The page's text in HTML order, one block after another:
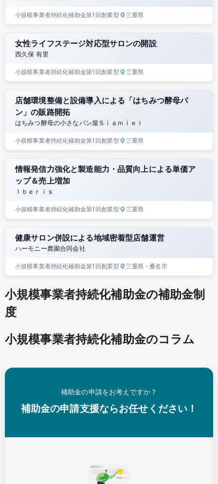
小規模事業者持続化補助金第1回創業型 三重県
女性ライフステージ対応型サロンの開設
西久保 有里
小規模事業者持続化補助金第1回創業型 三重県
店舗環境整備と設備導入による「はちみつ酵母パ
ン」の販路開拓
はちみつ酵母の小さなパン屋Ｓｉａｍｉｅｌ
小規模事業者持続化補助金第1回創業型 三重県
情報発信力強化と製造能力・品質向上による単価ア
ップ＆売上増加
Ｉｂｅｒｉｓ
小規模事業者持続化補助金第1回創業型 三重県
健康サロン併設による地域密着型店舗運営
ハーモニー農園合同会社
小規模事業者持続化補助金第1回創業型 三重県 ・桑名市
小規模事業者持続化補助金の補助金制
度
小規模事業者持続化補助金のコラム
補助金の申請をお考えですか？
補助金の申請支援ならお任せください！